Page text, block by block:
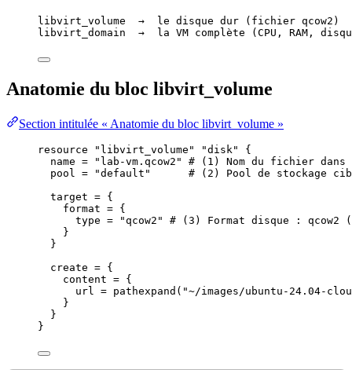
libvirt_volume  →  le disque dur (fichier qcow2)
libvirt_domain  →  la VM complète (CPU, RAM,
Anatomie du bloc libvirt_volume
Section intitulée « Anatomie du bloc libvirt_volume »
resource "libvirt_volume" "disk"
{
name = " lab-vm.qcow2 "
# (1) Nom du fichier
pool = "default "
# (2) Pool de stockage
target = {
format = {
type = "qcow2 "
# (3) Format disque : qcow2
}
}
create = {
content = {
url = pathexpand ( "~/images/ubuntu-24.04-
}
}
}